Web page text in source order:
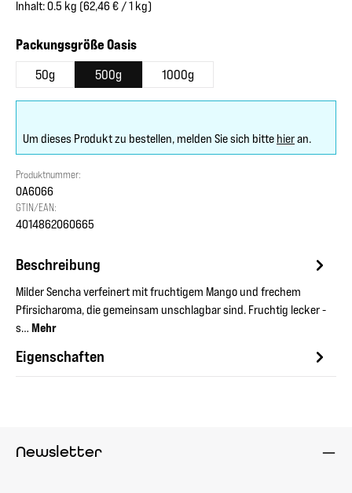
Inhalt:0.5 kg (62,46 € / 1 kg)
Packungsgröße Oasisauswählen
50g 500g 1000g
Um dieses Produkt zu bestellen, melden Sie sich bitte hieran.
Produktnummer:
OA6066
GTIN/EAN:
4014862060665
Beschreibung
Milder Sencha verfeinert mit fruchtigem Mango und frechem
Pfirsicharoma, die gemeinsam unschlagbar sind. Fruchtig lecker -
s… Mehr
Eigenschaften
Newsletter